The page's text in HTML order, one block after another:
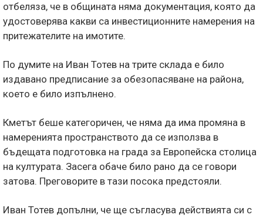
отбеляза, че в общината няма документация, която да
удостоверява какви са инвестиционните намерения на
притежателите на имотите.
По думите на Иван Тотев на трите склада е било
издавано предписание за обезопасяване на района,
което е било изпълнено.
Кметът беше категоричен, че няма да има промяна в
намеренията пространството да се използва в
бъдещата подготовка на града за Европейска столица
на културата. Засега обаче било рано да се говори
затова. Преговорите в тази посока предстояли.
Иван Тотев допълни, че ще съгласува действията си с